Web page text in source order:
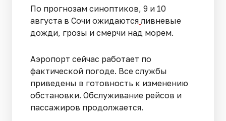
По прогнозам синоптиков, 9 и 10
августа в Сочи ожидаются ливневые
дожди, грозы и смерчи над морем.
Аэропорт сейчас работает по
фактической погоде. Все службы
приведены в готовность к изменению
обстановки. Обслуживание рейсов и
пассажиров продолжается.